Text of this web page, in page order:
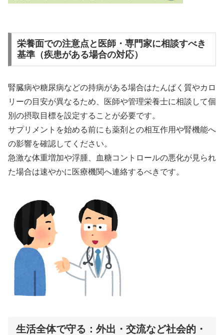
栄養面での注意点と医師・専門家に相談すべき
基準（疾患がある場合の対応）
腎臓病や糖尿病などの持病がある場合はたんぱく質やカロ
リーの目安が異なるため、医師や管理栄養士に相談して個
別の摂取目標を設定することが必要です。
サプリメントを始める前にも薬剤との相互作用や腎機能へ
の影響を確認してください。
急激な体重増加や浮腫、血糖コントロールの悪化が見られ
た場合は速やかに医療機関へ連絡するべきです。
生活全体で守る：外出・交流など社会的・